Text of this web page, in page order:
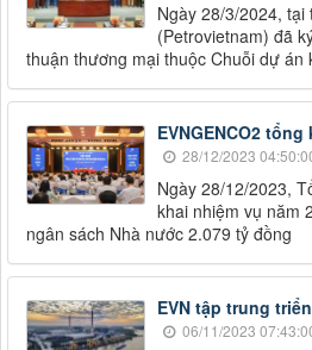
Ngày 28/3/2024,
(Petrovietnam) đã
thuận thương mại thuộc Chuỗi dự
EVNGENCO2
28/12/2023
Ngày 28/12/2023,
khai nhiệm vụ năm
ngân sách Nhà nước 2.079 tỷ đồng
EVN tập trung
06/11/2023